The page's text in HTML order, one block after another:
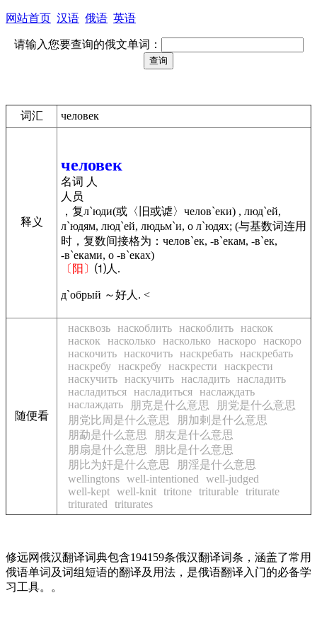
网站首页 汉语 俄语 英语
请输入您要查询的俄文单词：
词汇 человек
释义
человек
名词 人
人员
，复л`юди(或〈旧或谑〉челов`еки) , люд`ей,
л`юдям, люд`ей, людьм`и, о л`юдях; (与基数词连用
时，复数间接格为：челов`ек, -в`екам, -в`ек,
-в`еками, о -в`еках)
〔阳〕 ⑴人.
д`обрый ～好人. <
随便看
насквозь наскоблить наскоблить наскок
наскок
насколько насколько наскоро наскоро
наскочить наскочить наскребать наскребать
наскребу наскребу наскрести
наскрести
наскучить наскучить насладить насладить
насладиться насладиться наслаждать
наслаждать
朋克是什么意思
朋党是什么意思
朋党比周是什么意思
朋加剌是什么意思
朋勐是什么意思
朋友是什么意思
朋扇是什么意思
朋比是什么意思
朋比为奸是什么意思
朋淫是什么意思
wellingtons well-intentioned
well-judged
well-kept well-knit tritone triturable triturate
triturated
triturates
修远网俄汉翻译词典包含194159条俄汉翻译词条，涵盖了常用
俄语单词及词组短语的翻译及用法，是俄语翻译入门的必备学
习工具。。